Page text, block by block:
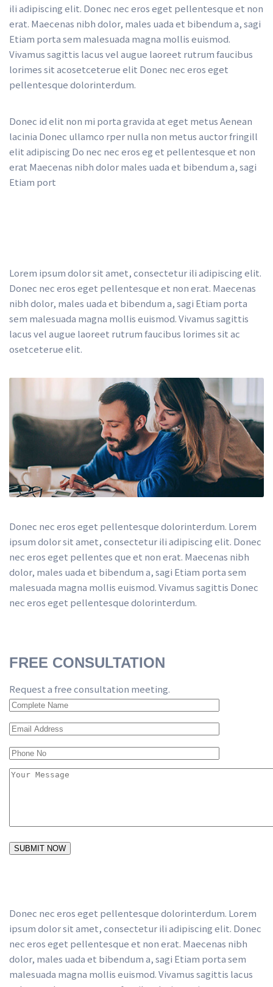
ili adipiscing elit. Donec nec eros eget pellentesque et non
erat. Maecenas nibh dolor, males uada et bibendum a, sagi
Etiam porta sem malesuada magna mollis euismod.
Vivamus sagittis lacus vel augue laoreet rutrum faucibus
lorimes sit acosetceterue elit Donec nec eros eget
pellentesque dolorinterdum.
Donec id elit non mi porta gravida at eget metus Aenean
lacinia Donec ullamco rper nulla non metus auctor fringill
elit adipiscing Do nec nec eros eg et pellentesque et non
erat Maecenas nibh dolor males uada et bibendum a, sagi
Etiam port
Lorem ipsum dolor sit amet, consectetur ili adipiscing elit.
Donec nec eros eget pellentesque et non erat. Maecenas
nibh dolor, males uada et bibendum a, sagi Etiam porta
em malesuada magna mollis euismod. Vivamus sagittis
lacus vel augue laoreet rutrum faucibus lorimes sit ac
osetceterue elit.
Donec nec eros eget pellentesque dolorinterdum. Lorem
ipsum dolor sit amet, consectetur ili adipiscing elit. Donec
nec eros eget pellentes que et non erat. Maecenas nibh
dolor, males uada et bibendum a, sagi Etiam porta sem
malesuada magna mollis euismod. Vivamus sagittis Donec
nec eros eget pellentesque dolorinterdum.
FREE CONSULTATION
Request a free consultation meeting.
Donec nec eros eget pellentesque dolorinterdum. Lorem
ipsum dolor sit amet, consectetur ili adipiscing elit. Donec
nec eros eget pellentesque et non erat. Maecenas nibh
dolor, males uada et bibendum a, sagi Etiam porta sem
malesuada magna mollis euismod. Vivamus sagittis lacus